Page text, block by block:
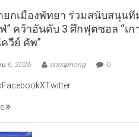
ยกเมืองพัทยา ร่วมสนับสนุนที
” คว้าอันดับ 3 ศึกฟุตซอล “เก
วีย์ คัพ”
6, 2026 aneaphong 0